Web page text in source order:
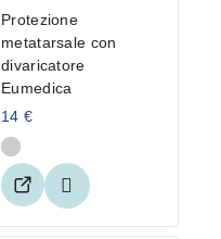
Protezione
metatarsale con
divaricatore
Eumedica
14 €